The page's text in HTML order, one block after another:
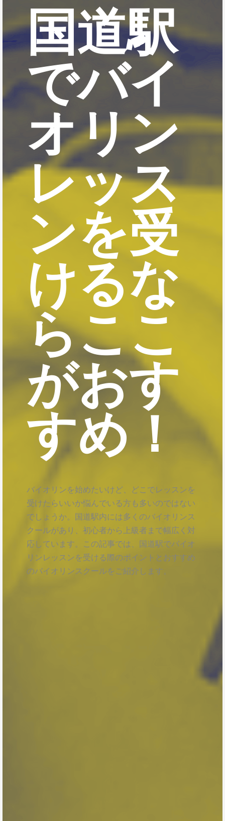
国道駅
でバイ
オリン
レッス
ンを受
けるな
らここ
がおす
すめ！
バイオリンを始めたいけど、どこでレッスンを
受けたらいいか悩んでいる方も多いのではない
でしょうか。国道駅内には多くのバイオリンス
クールがあり、初心者から上級者まで幅広く対
応しています。この記事では、国道駅でバイオ
リンレッスンを受ける際のポイントとおすすめ
のバイオリンスクールをご紹介します。